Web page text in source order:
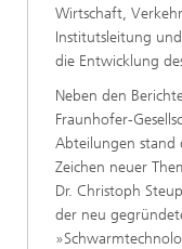
Wirtschaft,
Institutsleitung
die Entwicklung
Neben den
Fraunhofer-
Abteilungen stand
Zeichen neuer
Dr. Christoph
der neu